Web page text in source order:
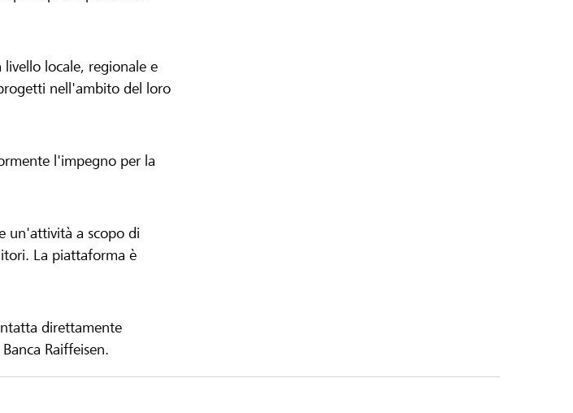
livello locale, regionale e
nell'ambito del loro
l'impegno per la
un'attività a scopo di
La piattaforma è
direttamente
Raiffeisen.